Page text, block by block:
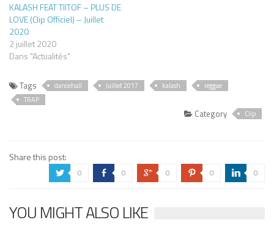
KALASH FEAT TIITOF – PLUS DE
LOVE (Clip Officiel) – Juillet
2020
2 juillet 2020
Dans "Actualités"
Tags dancehall Juillet 2017 kalash
reggae
TRAP
Category Clip
Share this post:
a 0 b 0 c 0 d 0 j 0
YOU MIGHT ALSO LIKE